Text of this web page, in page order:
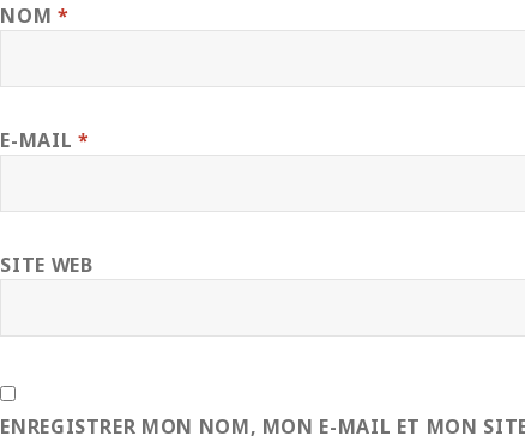
NOM *
E-MAIL *
SITE WEB
ENREGISTRER MON NOM, MON E-MAIL ET MON